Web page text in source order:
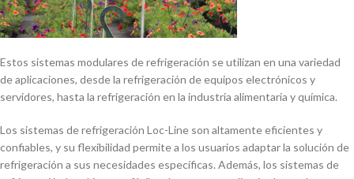
Estos sistemas modulares de refrigeración se utilizan en una variedad
de aplicaciones, desde la refrigeración de equipos electrónicos y
servidores, hasta la refrigeración en la industria alimentaria y quí­mica.
Los sistemas de refrigeración Loc-Line son altamente eficientes y
confiables, y su flexibilidad permite a los usuarios adaptar la solución de
refrigeración a sus necesidades especí­ficas. Además, los sistemas de